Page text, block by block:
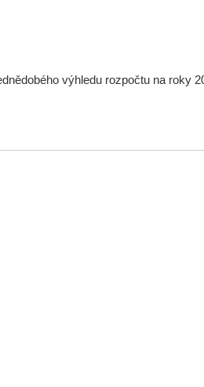
výhledu rozpočtu na roky